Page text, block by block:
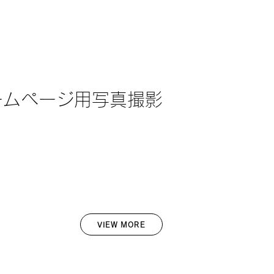
ページ用写真撮影
VIEW MORE